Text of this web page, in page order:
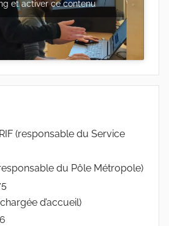
et activer ce contenu
(responsable du Service
du Pôle Métropole)
d’accueil)